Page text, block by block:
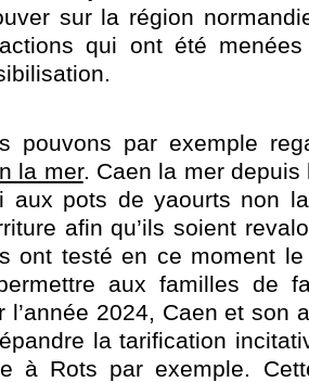
sur la région
qui ont été
pouvons par exemple
la mer. Caen la mer
aux pots de yaourts non
afin qu’ils soient
ont testé en ce moment
aux familles de
l’année 2024, Caen et son
la tarification
à Rots par exemple.